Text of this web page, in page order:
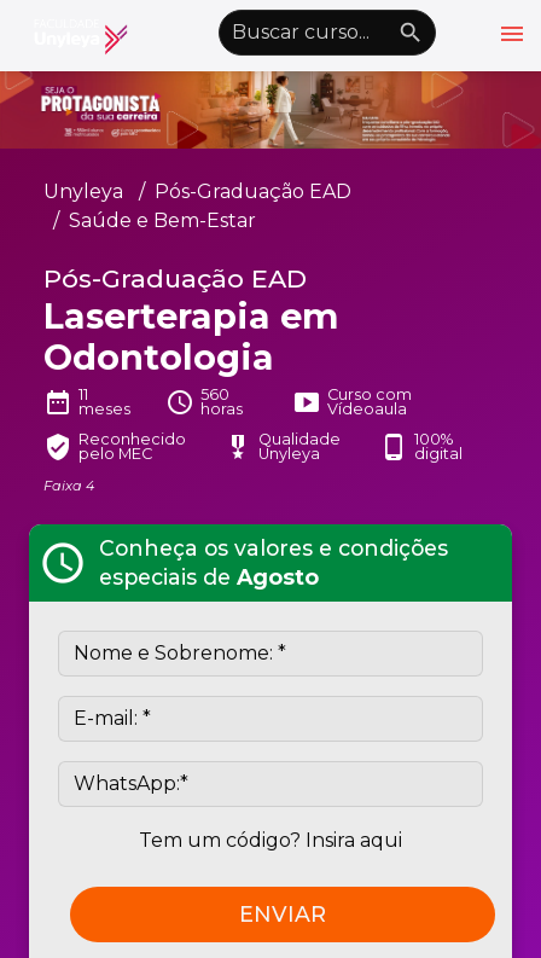
menu
emoji_objectsAlto Contraste nights_stay wb_sunny
Graduação EAD
Pós-Graduação EAD
Atualização Profissional
Conheça a Unyleyakeyboard_arrow_down
Alianças Acadêmicas
Convênios
keyboard_arrow_down
UnyVantagens
Unyleya
Pós-Graduação EAD
Saúde e Bem-Estar
Pós-Graduação EAD
Laserterapia em
Odontologia
date_range 11
meses
schedule 560
horas
smart_display Curso com
Vídeoaula
verified_user Reconhecido
pelo MEC
military_tech
Qualidade
Unyleya
phone_android
100%
digital
Faixa 4
schedule
Conheça os valores e condições
especiais de Agosto
Tem um código? Insira aqui